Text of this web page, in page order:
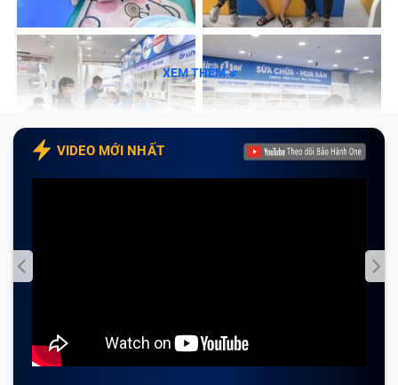
XEM THÊM
VIDEO MỚI NHẤT